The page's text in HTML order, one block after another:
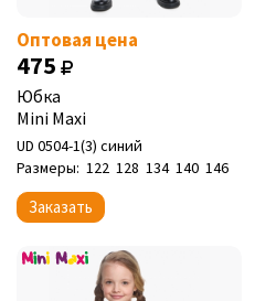
Оптовая цена
475
Юбка
Mini Maxi
UD 0504-1(3) синий
Размеры: 122 128 134 140 146
Заказать